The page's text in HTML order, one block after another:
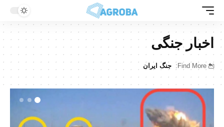
اخبار جنگی
Find More: جنگ ایران